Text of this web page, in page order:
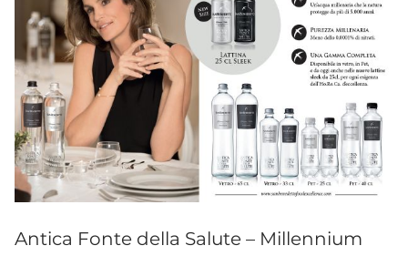
Antica Fonte della Salute – Millennium